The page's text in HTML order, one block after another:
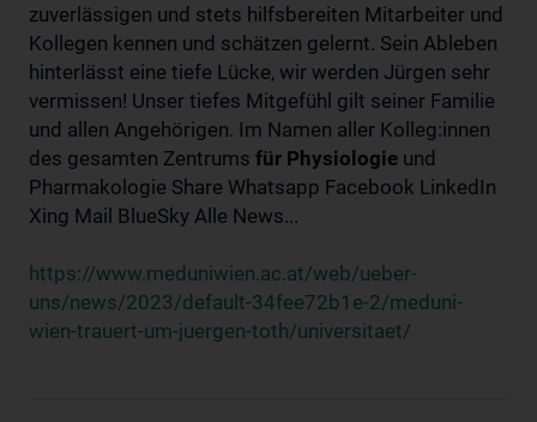
zuverlässigen und stets hilfsbereiten Mitarbeiter und
Kollegen kennen und schätzen gelernt. Sein Ableben
hinterlässt eine tiefe Lücke, wir werden Jürgen sehr
vermissen! Unser tiefes Mitgefühl gilt seiner Familie
und allen Angehörigen. Im Namen aller Kolleg:innen
des gesamten Zentrums für Physiologie und
Pharmakologie Share Whatsapp Facebook LinkedIn
Xing Mail BlueSky Alle News...
https://www.meduniwien.ac.at/web/ueber-
uns/news/2023/default-34fee72b1e-2/meduni-
wien-trauert-um-juergen-toth/universitaet/